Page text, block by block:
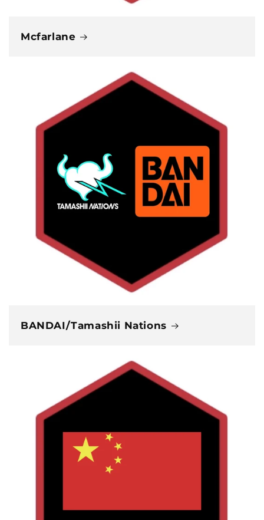
Mcfarlane
BANDAI/Tamashii Nations